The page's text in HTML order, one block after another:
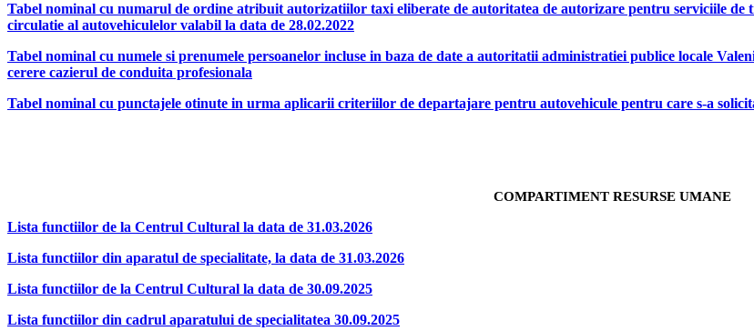
Tabel nominal cu numarul de ordine atribuit autorizatiilor taxi eliberate de autoritatea de autorizare pentru serviciile
circulatie al autovehiculelor valabil la data de 28.02.2022
Tabel nominal cu numele si prenumele persoanelor incluse in baza de date a autoritatii administratiei publice locale
cerere cazierul de conduita profesionala
Tabel nominal cu punctajele otinute in urma aplicarii criteriilor de departajare pentru autovehicule pentru care s-a
COMPARTIMENT RESURSE UMANE
Lista functiilor de la Centrul Cultural la data de 31.03.2026
Lista functiilor din aparatul de specialitate, la data de 31.03.2026
Lista functiilor de la Centrul Cultural la data de 30.09.2025
Lista functiilor din cadrul aparatului de specialitatea 30.09.2025